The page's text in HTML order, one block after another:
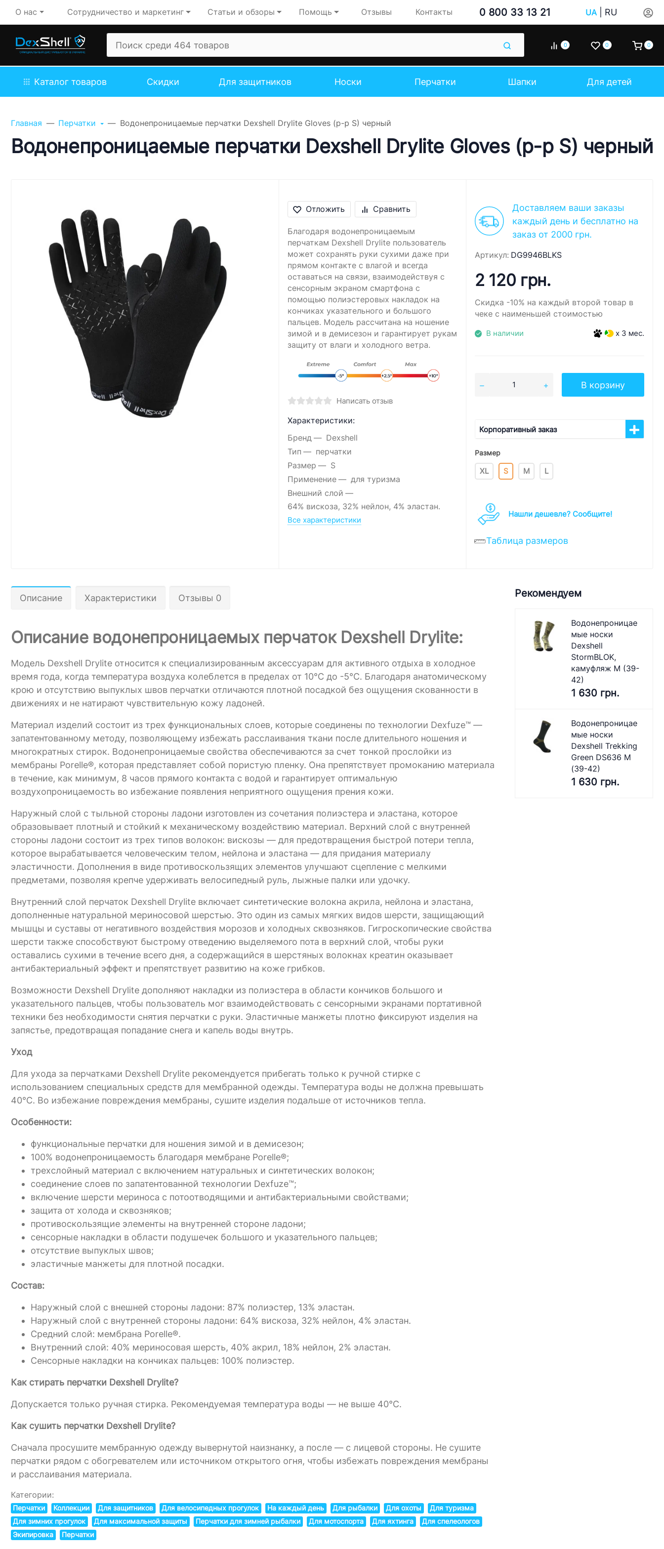
О нас Сотрудничество и маркетинг Статьи и обзоры Помощь Отзывы Контакты 0 800 33 13 21 UA| RU
0 0 0
Каталог товаров Скидки Для защитников Носки Перчатки Шапки Для детей
Главная Перчатки Водонепроницаемые перчатки Dexshell Drylite Gloves (р-р S) черный
Водонепроницаемые перчатки Dexshell Drylite Gloves (р-р S) черный
Отложить Сравнить
Благодаря водонепроницаемым
перчаткам Dexshell Drylite пользователь
может сохранять руки сухими даже при
прямом контакте с влагой и всегда
оставаться на связи, взаимодействуя с
сенсорным экраном смартфона с
помощью полиэстеровых накладок на
кончиках указательного и большого
пальцев. Модель рассчитана на ношение
зимой и в демисезон и гарантирует рукам
защиту от влаги и холодного ветра.
Написать отзыв
Характеристики:
Бренд
Dexshell
Тип
перчатки
Размер
S
Применение
для туризма
Внешний слой
64% вискоза, 32% нейлон, 4% эластан.
Все характеристики
Доставляем ваши заказы
каждый день и бесплатно на
заказ от 2000 грн.
Артикул: DG9946BLKS
2 120 грн.
Скидка -10% на каждый второй товар в
чеке с наименьшей стоимостью
В наличии x 3 мес.
В корзину
Корпоративный заказ
Размер
XL S M L
Нашли дешевле? Cообщите!
Таблица размеров
Описание Характеристики Отзывы 0
Описание водонепроницаемых перчаток Dexshell Drylite:
Модель Dexshell Drylite относится к специализированным аксессуарам для активного отдыха в холодное
время года, когда температура воздуха колеблется в пределах от 10°C до -5°C. Благодаря анатомическому
крою и отсутствию выпуклых швов перчатки отличаются плотной посадкой без ощущения скованности в
движениях и не натирают чувствительную кожу ладоней.
Материал изделий состоит из трех функциональных слоев, которые соединены по технологии Dexfuze™ —
запатентованному методу, позволяющему избежать расслаивания ткани после длительного ношения и
многократных стирок. Водонепроницаемые свойства обеспечиваются за счет тонкой прослойки из
мембраны Porelle®, которая представляет собой пористую пленку. Она препятствует промоканию материала
в течение, как минимум, 8 часов прямого контакта с водой и гарантирует оптимальную
воздухопроницаемость во избежание появления неприятного ощущения прения кожи.
Наружный слой с тыльной стороны ладони изготовлен из сочетания полиэстера и эластана, которое
образовывает плотный и стойкий к механическому воздействию материал. Верхний слой с внутренней
стороны ладони состоит из трех типов волокон: вискозы — для предотвращения быстрой потери тепла,
которое вырабатывается человеческим телом, нейлона и эластана — для придания материалу
эластичности. Дополнения в виде противоскользящих элементов улучшают сцепление с мелкими
предметами, позволяя крепче удерживать велосипедный руль, лыжные палки или удочку.
Внутренний слой перчаток Dexshell Drylite включает синтетические волокна акрила, нейлона и эластана,
дополненные натуральной мериносовой шерстью. Это один из самых мягких видов шерсти, защищающий
мышцы и суставы от негативного воздействия морозов и холодных сквозняков. Гигроскопические свойства
шерсти также способствуют быстрому отведению выделяемого пота в верхний слой, чтобы руки
оставались сухими в течение всего дня, а содержащийся в шерстяных волокнах креатин оказывает
антибактериальный эффект и препятствует развитию на коже грибков.
Возможности Dexshell Drylite дополняют накладки из полиэстера в области кончиков большого и
указательного пальцев, чтобы пользователь мог взаимодействовать с сенсорными экранами портативной
техники без необходимости снятия перчатки с руки. Эластичные манжеты плотно фиксируют изделия на
запястье, предотвращая попадание снега и капель воды внутрь.
Уход
Для ухода за перчатками Dexshell Drylite рекомендуется прибегать только к ручной стирке с
использованием специальных средств для мембранной одежды. Температура воды не должна превышать
40°C. Во избежание повреждения мембраны, сушите изделия подальше от источников тепла.
Особенности:
функциональные перчатки для ношения зимой и в демисезон;
100% водонепроницаемость благодаря мембране Porelle®;
трехслойный материал с включением натуральных и синтетических волокон;
соединение слоев по запатентованной технологии Dexfuze™;
включение шерсти мериноса с потоотводящими и антибактериальными свойствами;
защита от холода и сквозняков;
противоскользящие элементы на внутренней стороне ладони;
сенсорные накладки в области подушечек большого и указательного пальцев;
отсутствие выпуклых швов;
эластичные манжеты для плотной посадки.
Состав:
Наружный слой с внешней стороны ладони: 87% полиэстер, 13% эластан.
Наружный слой с внутренней стороны ладони: 64% вискоза, 32% нейлон, 4% эластан.
Средний слой: мембрана Porelle®.
Внутренний слой: 40% мериносовая шерсть, 40% акрил, 18% нейлон, 2% эластан.
Сенсорные накладки на кончиках пальцев: 100% полиэстер.
Как стирать перчатки Dexshell Drylite?
Допускается только ручная стирка. Рекомендуемая температура воды — не выше 40°C.
Как сушить перчатки Dexshell Drylite?
Сначала просушите мембранную одежду вывернутой наизнанку, а после — с лицевой стороны. Не сушите
перчатки рядом с обогревателем или источником открытого огня, чтобы избежать повреждения мембраны
и расслаивания материала.
Категории:
Перчатки Коллекции Для защитников Для велосипедных прогулок На каждый день Для рыбалки Для охоты
Для туризма
Для зимних прогулок
Для максимальной защиты Перчатки для зимней рыбалки Для мотоспорта Для яхтинга
Для спелеологов
Экипировка
Перчатки
Рекомендуем
Водонепроницае
мые носки
Dexshell
StormBLOK,
камуфляж M (39-
42)
1 630 грн.
Водонепроницае
мые носки
Dexshell Trekking
Green DS636 M
(39-42)
1 630 грн.
мы обязательно
ответим!
Имя
Сообщение
Введите правильный